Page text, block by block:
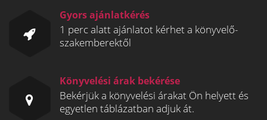
Gyors ajánlatkérés
1 perc alatt ajánlatot kérhet a könyvelő-
szakemberektől
Könyvelési árak bekérése
Bekérjük a könyvelési árakat Ön helyett és
egyetlen táblázatban adjuk át.